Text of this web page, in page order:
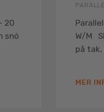
20
snö
W/M
på tak,
MER